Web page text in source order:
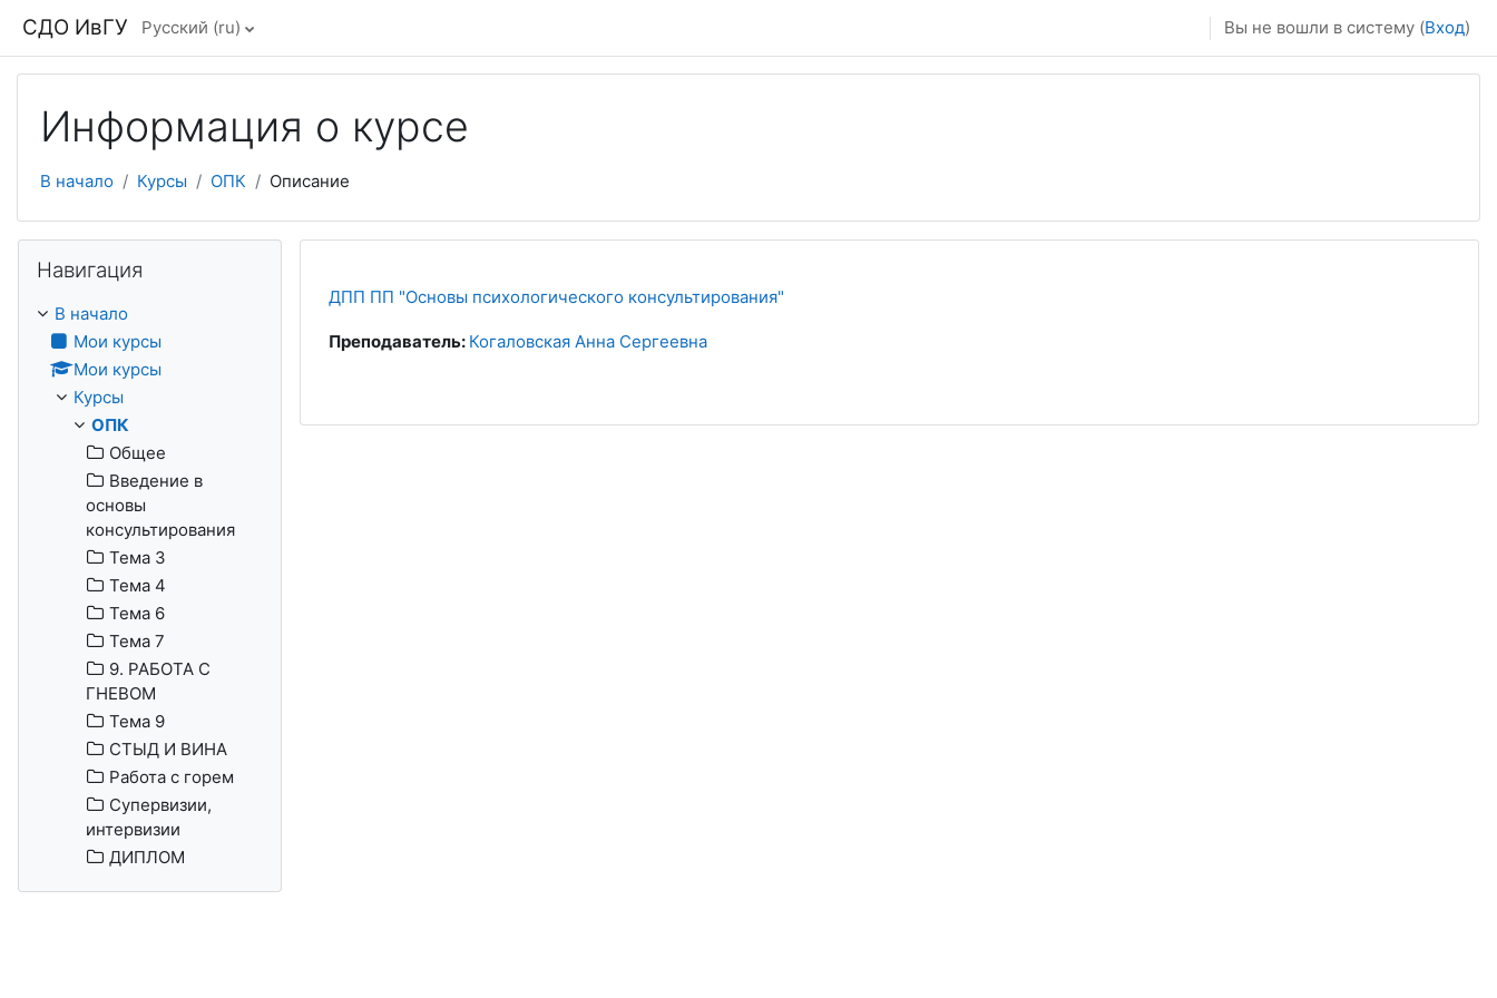
СДО ИвГУ Русский ‎(ru)‎ Вы не вошли в систему (Вход)
Информация о курсе
В начало Курсы ОПК Описание
ДПП ПП "Основы психологического консультирования"
Преподаватель: Когаловская Анна Сергеевна
Навигация
В начало
Мои курсы
Мои курсы
Курсы
ОПК
Общее
Введение в
основы
консультирования
Тема 3
Тема 4
Тема 6
Тема 7
9. РАБОТА С
ГНЕВОМ
Тема 9
СТЫД И ВИНА
Работа с горем
Супервизии,
интервизии
ДИПЛОМ